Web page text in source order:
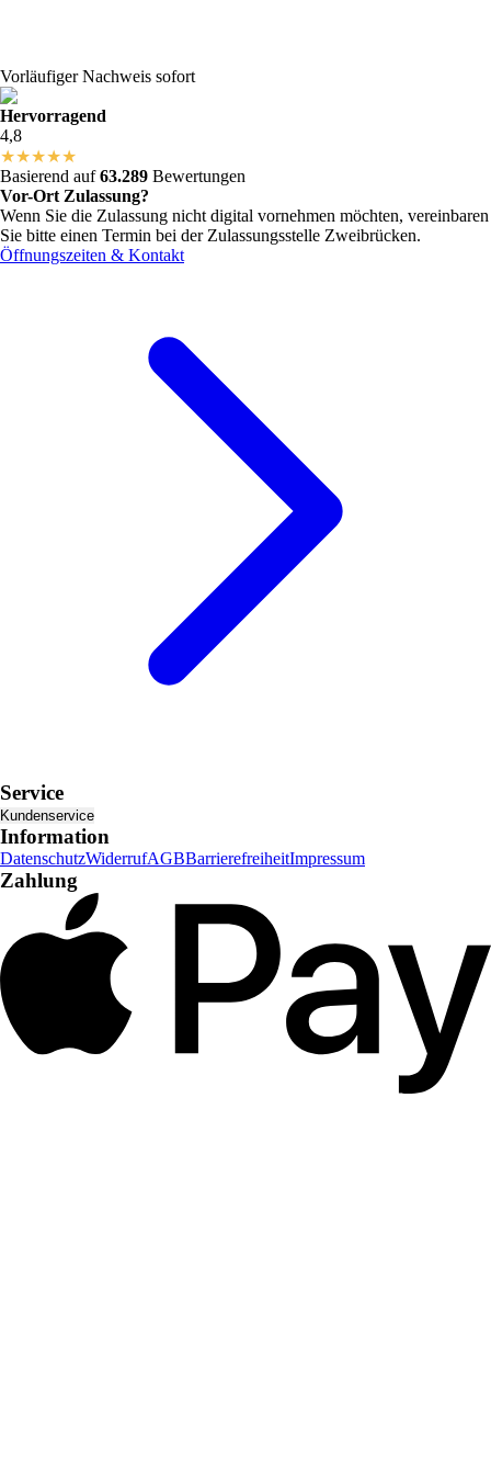
Vorläufiger Nachweis sofort
Hervorragend
4,8
★★★★★
Basierend auf63.289 Bewertungen
Vor-Ort Zulassung?
Wenn Sie die Zulassung nicht digital vornehmen möchten, vereinbaren
Sie bitte einen Termin bei der Zulassungsstelle Zweibrücken.
Öffnungszeiten & Kontakt
Service
Kundenservice
Information
DatenschutzWiderrufAGBBarrierefreiheitImpressum
Zahlung